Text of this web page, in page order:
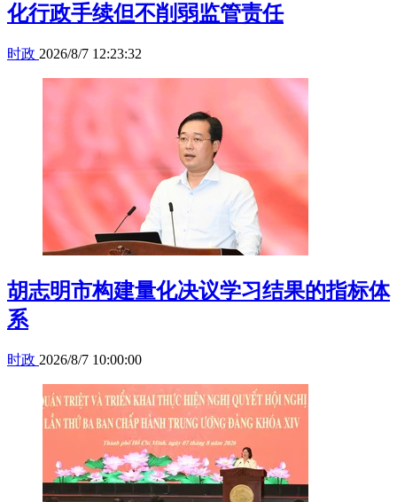
化行政手续但不削弱监管责任
时政 2026/8/7 12:23:32
胡志明市构建量化决议学习结果的指标体
系
时政 2026/8/7 10:00:00